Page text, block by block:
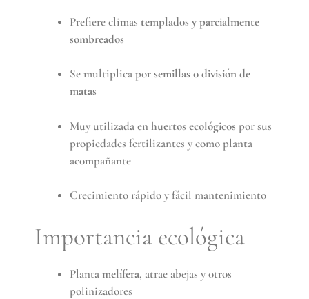
Prefiere climas templados y parcialmente
sombreados
Se multiplica porsemillas o división de
matas
Muy utilizada en huertos ecológicos por sus
propiedades fertilizantes y como planta
acompañante
Crecimiento rápido y fácil mantenimiento
Importancia ecológica
Plantamelífera, atrae abejas y otros
polinizadores